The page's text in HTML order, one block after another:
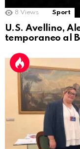
8 Views Sport
U.S. Avellino,
temporaneo al